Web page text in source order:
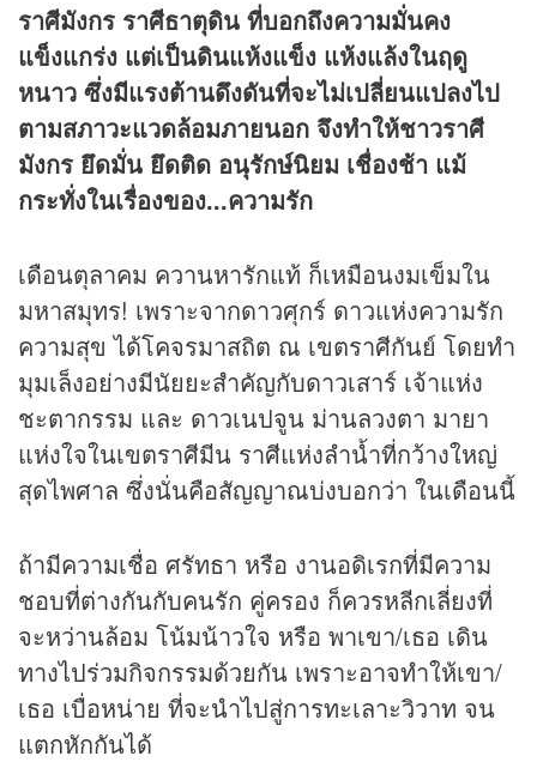
ราศีมังกร ราศีธาตุดิน ที่บอกถึงความมั่นคง
แข็งแกร่ง แต่เป็นดินแห้งแข็ง แห้งแล้งในฤดู
หนาว ซึ่งมีแรงต้านดึงดันที่จะไม่เปลี่ยนแปลงไป
ตามสภาวะแวดล้อมภายนอก จึงทำให้ชาวราศี
มังกร ยึดมั่น ยึดติด อนุรักษ์นิยม เชื่องช้า แม้
กระทั่งในเรื่องของ...ความรัก
เดือนตุลาคม ควานหารักแท้ ก็เหมือนงมเข็มใน
มหาสมุทร! เพราะจากดาวศุกร์ ดาวแห่งความรัก
ความสุข ได้โคจรมาสถิต ณ เขตราศีกันย์ โดยทำ
มุมเล็งอย่างมีนัยยะสำคัญกับดาวเสาร์ เจ้าแห่ง
ชะตากรรม และ ดาวเนปจูน ม่านลวงตา มายา
แห่งใจในเขตราศีมีน ราศีแห่งลำน้ำที่กว้างใหญ่
สุดไพศาล ซึ่งนั่นคือสัญญาณบ่งบอกว่า ในเดือนนี้
ถ้ามีความเชื่อ ศรัทธา หรือ งานอดิเรกที่มีความ
ชอบที่ต่างกันกับคนรัก คู่ครอง ก็ควรหลีกเลี่ยงที่
จะหว่านล้อม โน้มน้าวใจ หรือ พาเขา/เธอ เดิน
ทางไปร่วมกิจกรรมด้วยกัน เพราะอาจทำให้เขา/
เธอ เบื่อหน่าย ที่จะนำไปสู่การทะเลาะวิวาท จน
แตกหักกันได้